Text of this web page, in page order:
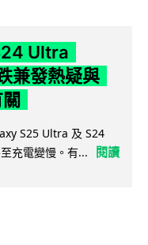
Ultra
兼發熱疑與
S25 Ultra 及 S24
充電變慢。有...
閱讀